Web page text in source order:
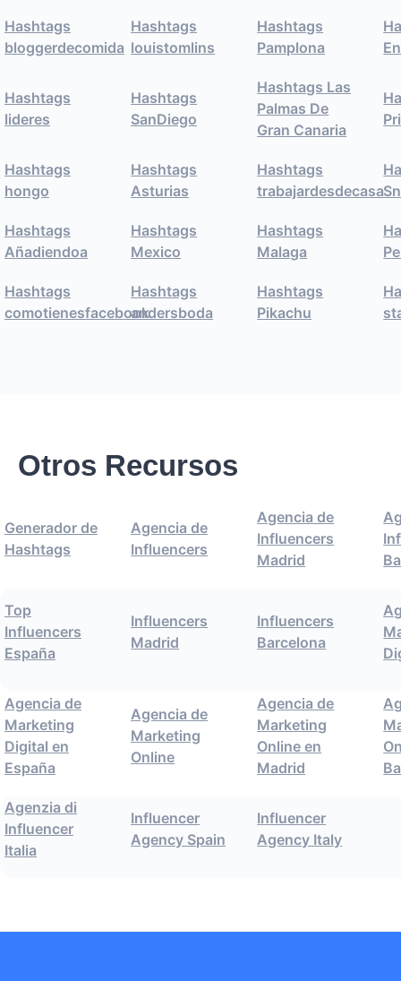
Hashtags
bloggerdecomida
Hashtags
louistomlins
Hashtags
Pamplona
Hashtags
lideres
Hashtags
SanDiego
Hashtags Las
Palmas De
Gran Canaria
Hashtags
hongo
Hashtags
Asturias
Hashtags
trabajardesdecasa
Hashtags
Añadiendoa
Hashtags
Mexico
Hashtags
Malaga
Hashtags
comotienesfacebook
Hashtags
andersboda
Hashtags
Pikachu
Otros Recursos
Generador de
Hashtags
Agencia de
Influencers
Agencia de
Influencers
Madrid
Top
Influencers
España
Influencers
Madrid
Influencers
Barcelona
Agencia de
Marketing
Digital en
España
Agencia de
Marketing
Online
Agencia de
Marketing
Online en
Madrid
Agenzia di
Influencer
Italia
Influencer
Agency Spain
Influencer
Agency Italy